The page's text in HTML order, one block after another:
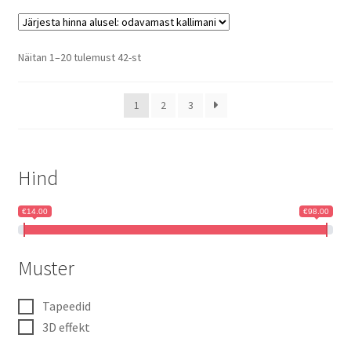
Näitan 1–20 tulemust 42-stSorted
price:
1 2 3
Hind
€14.00 €98.00
Muster
Tapeedid
3D effekt